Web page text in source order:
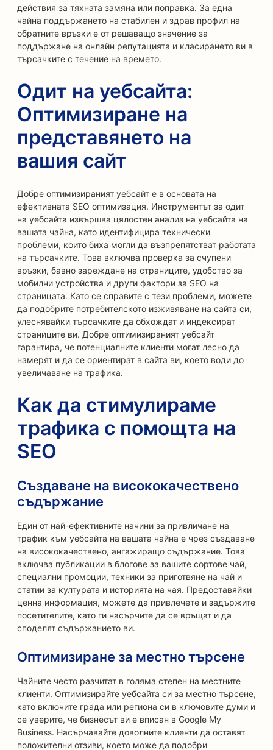
действия за тяхната замяна или поправка. За една
чайна поддържането на стабилен и здрав профил на
обратните връзки е от решаващо значение за
поддържане на онлайн репутацията и класирането ви в
търсачките с течение на времето.
Одит на уебсайта:
Оптимизиране на
представянето на
вашия сайт
Добре оптимизираният уебсайт е в основата на
ефективната SEO оптимизация. Инструментът за одит
на уебсайта извършва цялостен анализ на уебсайта на
вашата чайна, като идентифицира технически
проблеми, които биха могли да възпрепятстват работата
на търсачките. Това включва проверка за счупени
връзки, бавно зареждане на страниците, удобство за
мобилни устройства и други фактори за SEO на
страницата. Като се справите с тези проблеми, можете
да подобрите потребителското изживяване на сайта си,
улеснявайки търсачките да обхождат и индексират
страниците ви. Добре оптимизираният уебсайт
гарантира, че потенциалните клиенти могат лесно да
намерят и да се ориентират в сайта ви, което води до
увеличаване на трафика.
Как да стимулираме
трафика с помощта на
SEO
Създаване на висококачествено
съдържание
Един от най-ефективните начини за привличане на
трафик към уебсайта на вашата чайна е чрез създаване
на висококачествено, ангажиращо съдържание. Това
включва публикации в блогове за вашите сортове чай,
специални промоции, техники за приготвяне на чай и
статии за културата и историята на чая. Предоставяйки
ценна информация, можете да привлечете и задържите
посетителите, като ги насърчите да се връщат и да
споделят съдържанието ви.
Оптимизиране за местно търсене
Чайните често разчитат в голяма степен на местните
клиенти. Оптимизирайте уебсайта си за местно търсене,
като включите града или региона си в ключовите думи и
се уверите, че бизнесът ви е вписан в Google My
Business. Насърчавайте доволните клиенти да оставят
положителни отзиви, което може да подобри